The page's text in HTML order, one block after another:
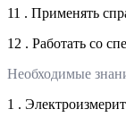
11 . Применять
12 . Работать со
Необходимые
1 .